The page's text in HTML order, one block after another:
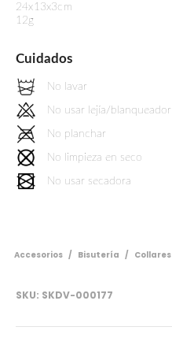
24x13x3cm
12g
Cuidados
No lavar
No usar lejía/blanqueador
No planchar
No limpieza en seco
No usar secadora
Accesorios / Bisutería / Collares
SKU: SKDV-000177